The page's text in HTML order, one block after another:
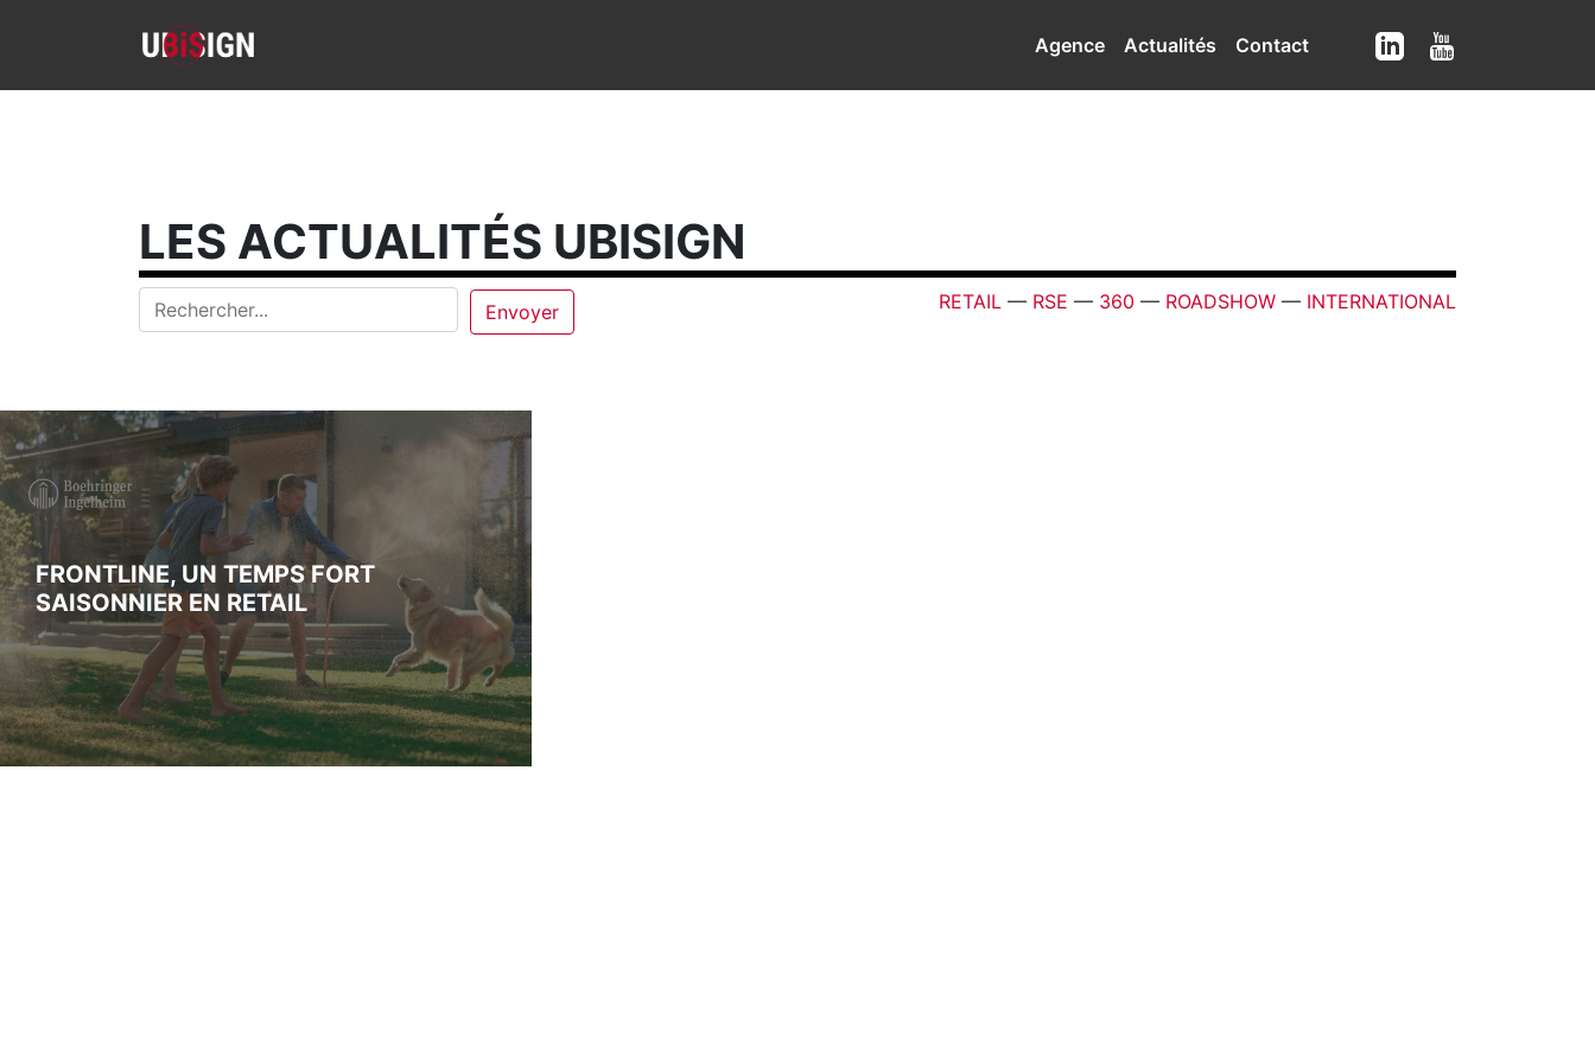
Agence Actualités Contact
LES ACTUALITÉS UBISIGN
RETAIL — RSE — 360 — ROADSHOW — INTERNATIONAL
FRONTLINE, UN TEMPS FORT
SAISONNIER EN RETAIL